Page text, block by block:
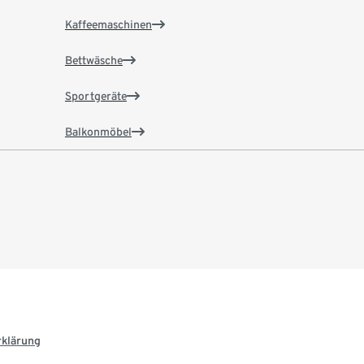
Kaffeemaschinen
Bettwäsche
Sportgeräte
Balkonmöbel